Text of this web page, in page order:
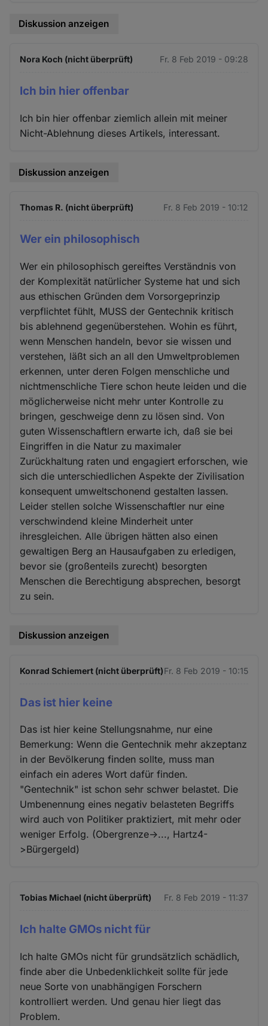
Diskussion anzeigen
Nora Koch (nicht überprüft) Fr. 8 Feb 2019 - 09:28
Ich bin hier offenbar
Ich bin hier offenbar ziemlich allein mit meiner
Nicht-Ablehnung dieses Artikels, interessant.
Diskussion anzeigen
Thomas R. (nicht überprüft) Fr. 8 Feb 2019 - 10:12
Wer ein philosophisch
Wer ein philosophisch gereiftes Verständnis von
der Komplexität natürlicher Systeme hat und sich
aus ethischen Gründen dem Vorsorgeprinzip
verpflichtet fühlt, MUSS der Gentechnik kritisch
bis ablehnend gegenüberstehen. Wohin es führt,
wenn Menschen handeln, bevor sie wissen und
verstehen, läßt sich an all den Umweltproblemen
erkennen, unter deren Folgen menschliche und
nichtmenschliche Tiere schon heute leiden und die
möglicherweise nicht mehr unter Kontrolle zu
bringen, geschweige denn zu lösen sind. Von
guten Wissenschaftlern erwarte ich, daß sie bei
Eingriffen in die Natur zu maximaler
Zurückhaltung raten und engagiert erforschen, wie
sich die unterschiedlichen Aspekte der Zivilisation
konsequent umweltschonend gestalten lassen.
Leider stellen solche Wissenschaftler nur eine
verschwindend kleine Minderheit unter
ihresgleichen. Alle übrigen hätten also einen
gewaltigen Berg an Hausaufgaben zu erledigen,
bevor sie (großenteils zurecht) besorgten
Menschen die Berechtigung absprechen, besorgt
zu sein.
Diskussion anzeigen
Konrad Schiemert (nicht überprüft)Fr. 8 Feb 2019 - 10:15
Das ist hier keine
Das ist hier keine Stellungsnahme, nur eine
Bemerkung: Wenn die Gentechnik mehr akzeptanz
in der Bevölkerung finden sollte, muss man
einfach ein aderes Wort dafür finden.
"Gentechnik" ist schon sehr schwer belastet. Die
Umbenennung eines negativ belasteten Begriffs
wird auch von Politiker praktiziert, mit mehr oder
weniger Erfolg. (Obergrenze->..., Hartz4-
>Bürgergeld)
Tobias Michael (nicht überprüft) Fr. 8 Feb 2019 - 11:37
Ich halte GMOs nicht für
Ich halte GMOs nicht für grundsätzlich schädlich,
finde aber die Unbedenklichkeit sollte für jede
neue Sorte von unabhängigen Forschern
kontrolliert werden. Und genau hier liegt das
Problem.